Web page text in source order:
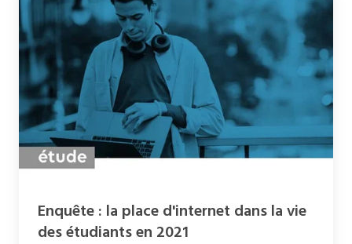
la
place
d'internet
dans
la
vie
des
étudiants
2021Enquête : la place d'internet dans la vie
des étudiants en 2021